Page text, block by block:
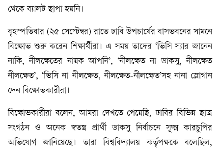
থেকে ব্যালট ছাপা হয়নি।
বৃহস্পতিবার (২৫ সেপ্টেম্বর) রাতে ঢাবি উপচার্যের বাসভবনের সামনে
বিক্ষোভ শুরু করেন শিক্ষার্থীরা। এ সময় তাদের ‘ভিসি স্যার জানেন
নাকি, নীলক্ষেতের নায়ক আপনি’, ‘নীলক্ষেত না ডাকসু, নীলক্ষেত
নীলক্ষেত’, ‘ভিসি না নীলক্ষেত, নীলক্ষেত-নীলক্ষেত’সহ নানা স্লোগান
দেন বিক্ষোভকারীরা।
বিক্ষোভকারীরা বলেন, আমরা দেখতে পেয়েছি, ঢাবির বিভিন্ন ছাত্র
সংগঠন ও অনেক স্বতন্ত্র প্রার্থী ডাকসু নির্বাচনে সূক্ষ্ম কারচুপির
অভিযোগ জানিয়েছে। তারা বিশ্ববিদ্যালয় কর্তৃপক্ষকে বলেছিল,